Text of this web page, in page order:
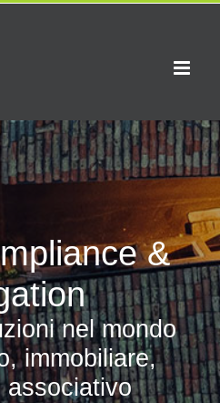
&
nel mondo
immobiliare,
associativo